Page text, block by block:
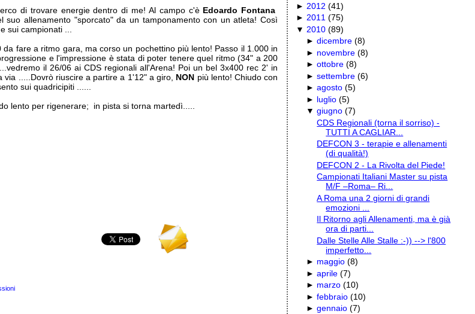
di trovare energie dentro di me! Al campo c'è Edoardo Fontana
suo allenamento "sporcato" da un tamponamento con un atleta! Così
sui campionati ...
fare a ritmo gara, ma corso un pochettino più lento! Passo il 1.000 in
e l'impressione è stata di poter tenere quel ritmo (34" a 200
il 26/06 ai CDS regionali all'Arena! Poi un bel 3x400 rec 2' in
.....Dovrò riuscire a partire a 1'12" a giro, NON più lento! Chiudo con
sui quadricipiti ......
lento per rigenerare; in pista si torna martedì.....
► 2012 (41)
►2011 (75)
▼ 2010 (89)
►dicembre (8)
► novembre (8)
►ottobre (8)
►settembre (6)
►agosto (5)
► luglio (5)
▼giugno (7)
CDS Regionali (torna il sorriso) -
TUTTI A CAGLIAR...
DEFCON 3 - terapie e allenamenti
(di qualità!)
DEFCON 2 - La Rivolta del Piede!
Campionati Italiani Master su pista
M/F –Roma– Ri...
A Roma una 2 giorni di grandi
emozioni ...
Il Ritorno agli Allenamenti, ma è già
ora di parti...
Dalle Stelle Alle Stalle :-)) --> l'800
imperfetto...
► maggio (8)
►aprile (7)
► marzo (10)
►febbraio (10)
►gennaio (7)